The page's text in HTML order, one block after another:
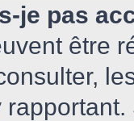
je pas
être